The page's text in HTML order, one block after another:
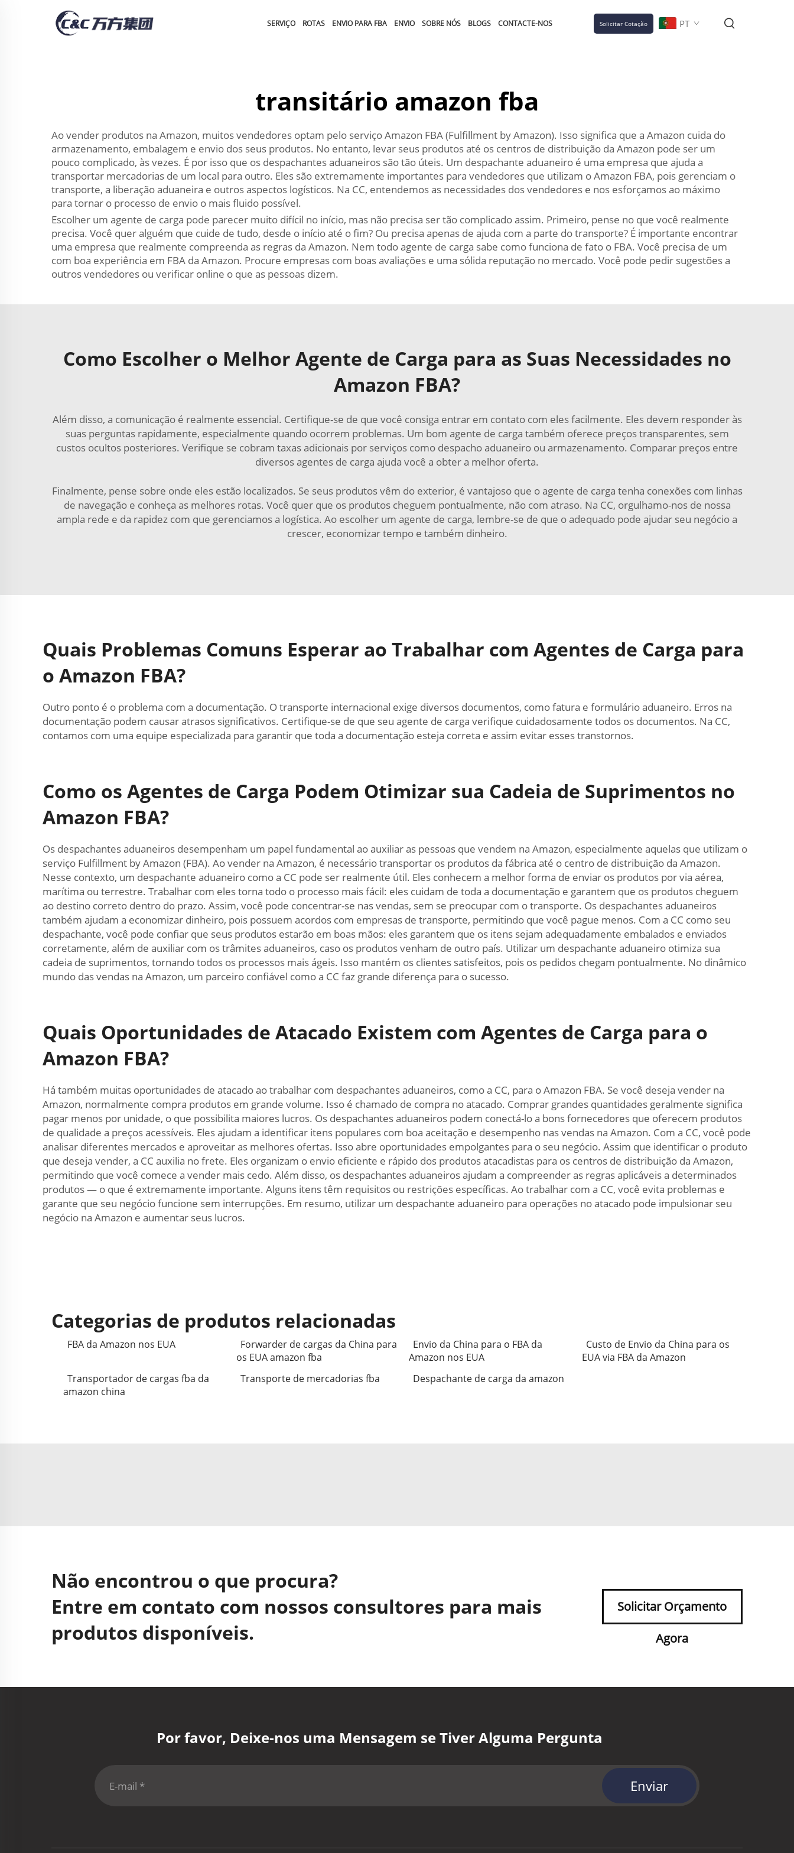
SERVIÇO ROTAS ENVIO PARA FBA ENVIO SOBRE NÓS BLOGS CONTACTE-NOS Solicitar Cotação PT
transitário amazon fba
Ao vender produtos na Amazon, muitos vendedores optam pelo serviço Amazon FBA (Fulfillment by Amazon). Isso significa que a Amazon cuida do
armazenamento, embalagem e envio dos seus produtos. No entanto, levar seus produtos até os centros de distribuição da Amazon pode ser um
pouco complicado, às vezes. É por isso que os despachantes aduaneiros são tão úteis. Um despachante aduaneiro é uma empresa que ajuda a
transportar mercadorias de um local para outro. Eles são extremamente importantes para vendedores que utilizam o Amazon FBA, pois gerenciam o
transporte, a liberação aduaneira e outros aspectos logísticos. Na CC, entendemos as necessidades dos vendedores e nos esforçamos ao máximo
para tornar o processo de envio o mais fluido possível.
Escolher um agente de carga pode parecer muito difícil no início, mas não precisa ser tão complicado assim. Primeiro, pense no que você realmente
precisa. Você quer alguém que cuide de tudo, desde o início até o fim? Ou precisa apenas de ajuda com a parte do transporte? É importante encontrar
uma empresa que realmente compreenda as regras da Amazon. Nem todo agente de carga sabe como funciona de fato o FBA. Você precisa de um
com boa experiência em FBA da Amazon. Procure empresas com boas avaliações e uma sólida reputação no mercado. Você pode pedir sugestões a
outros vendedores ou verificar online o que as pessoas dizem.
Como Escolher o Melhor Agente de Carga para as Suas Necessidades no
Amazon FBA?
Além disso, a comunicação é realmente essencial. Certifique-se de que você consiga entrar em contato com eles facilmente. Eles devem responder às
suas perguntas rapidamente, especialmente quando ocorrem problemas. Um bom agente de carga também oferece preços transparentes, sem
custos ocultos posteriores. Verifique se cobram taxas adicionais por serviços como despacho aduaneiro ou armazenamento. Comparar preços entre
diversos agentes de carga ajuda você a obter a melhor oferta.
Finalmente, pense sobre onde eles estão localizados. Se seus produtos vêm do exterior, é vantajoso que o agente de carga tenha conexões com linhas
de navegação e conheça as melhores rotas. Você quer que os produtos cheguem pontualmente, não com atraso. Na CC, orgulhamo-nos de nossa
ampla rede e da rapidez com que gerenciamos a logística. Ao escolher um agente de carga, lembre-se de que o adequado pode ajudar seu negócio a
crescer, economizar tempo e também dinheiro.
Quais Problemas Comuns Esperar ao Trabalhar com Agentes de Carga para
o Amazon FBA?
Outro ponto é o problema com a documentação. O transporte internacional exige diversos documentos, como fatura e formulário aduaneiro. Erros na
documentação podem causar atrasos significativos. Certifique-se de que seu agente de carga verifique cuidadosamente todos os documentos. Na CC,
contamos com uma equipe especializada para garantir que toda a documentação esteja correta e assim evitar esses transtornos.
Como os Agentes de Carga Podem Otimizar sua Cadeia de Suprimentos no
Amazon FBA?
Os despachantes aduaneiros desempenham um papel fundamental ao auxiliar as pessoas que vendem na Amazon, especialmente aquelas que utilizam o
serviço Fulfillment by Amazon (FBA). Ao vender na Amazon, é necessário transportar os produtos da fábrica até o centro de distribuição da Amazon.
Nesse contexto, um despachante aduaneiro como a CC pode ser realmente útil. Eles conhecem a melhor forma de enviar os produtos por via aérea,
marítima ou terrestre. Trabalhar com eles torna todo o processo mais fácil: eles cuidam de toda a documentação e garantem que os produtos cheguem
ao destino correto dentro do prazo. Assim, você pode concentrar-se nas vendas, sem se preocupar com o transporte. Os despachantes aduaneiros
também ajudam a economizar dinheiro, pois possuem acordos com empresas de transporte, permitindo que você pague menos. Com a CC como seu
despachante, você pode confiar que seus produtos estarão em boas mãos: eles garantem que os itens sejam adequadamente embalados e enviados
corretamente, além de auxiliar com os trâmites aduaneiros, caso os produtos venham de outro país. Utilizar um despachante aduaneiro otimiza sua
cadeia de suprimentos, tornando todos os processos mais ágeis. Isso mantém os clientes satisfeitos, pois os pedidos chegam pontualmente. No dinâmico
mundo das vendas na Amazon, um parceiro confiável como a CC faz grande diferença para o sucesso.
Quais Oportunidades de Atacado Existem com Agentes de Carga para o
Amazon FBA?
Há também muitas oportunidades de atacado ao trabalhar com despachantes aduaneiros, como a CC, para o Amazon FBA. Se você deseja vender na
Amazon, normalmente compra produtos em grande volume. Isso é chamado de compra no atacado. Comprar grandes quantidades geralmente significa
pagar menos por unidade, o que possibilita maiores lucros. Os despachantes aduaneiros podem conectá-lo a bons fornecedores que oferecem produtos
de qualidade a preços acessíveis. Eles ajudam a identificar itens populares com boa aceitação e desempenho nas vendas na Amazon. Com a CC, você pode
analisar diferentes mercados e aproveitar as melhores ofertas. Isso abre oportunidades empolgantes para o seu negócio. Assim que identificar o produto
que deseja vender, a CC auxilia no frete. Eles organizam o envio eficiente e rápido dos produtos atacadistas para os centros de distribuição da Amazon,
permitindo que você comece a vender mais cedo. Além disso, os despachantes aduaneiros ajudam a compreender as regras aplicáveis a determinados
produtos — o que é extremamente importante. Alguns itens têm requisitos ou restrições específicas. Ao trabalhar com a CC, você evita problemas e
garante que seu negócio funcione sem interrupções. Em resumo, utilizar um despachante aduaneiro para operações no atacado pode impulsionar seu
negócio na Amazon e aumentar seus lucros.
Categorias de produtos relacionadas
FBA da Amazon nos EUA
Forwarder de cargas da China para
os EUA amazon fba
Envio da China para o FBA da
Amazon nos EUA
Custo de Envio da China para os
EUA via FBA da Amazon
Transportador de cargas fba da
amazon china
Transporte de mercadorias fba Despachante de carga da amazon
Não encontrou o que procura?
Entre em contato com nossos consultores para mais
produtos disponíveis.
Solicitar Orçamento
Agora
Por favor, Deixe-nos uma Mensagem se Tiver Alguma Pergunta
Enviar